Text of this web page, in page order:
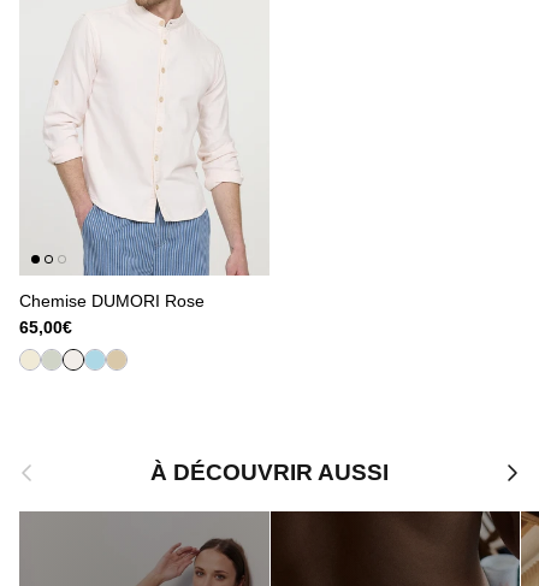
Chemise DUMORI Rose
65,00€
Précédent À DÉCOUVRIR AUSSI